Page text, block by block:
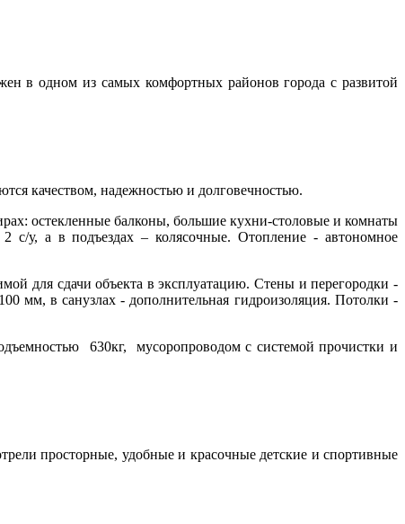
в одном из самых комфортных районов города с развитой
качеством, надежностью и долговечностью.
остекленные балконы, большие кухни-столовые и комнаты
у, а в подъездах – колясочные. Отопление - автономное
для сдачи объекта в эксплуатацию. Стены и перегородки -
мм, в санузлах - дополнительная гидроизоляция. Потолки -
630кг, мусоропроводом с системой прочистки и
просторные, удобные и красочные детские и спортивные